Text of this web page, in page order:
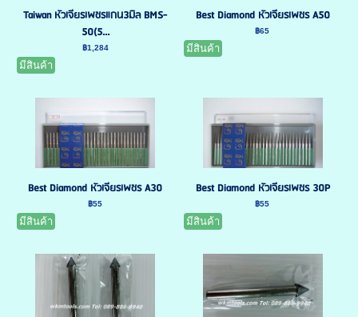
Taiwan หัวเจียรเพชรแกน3มิล BMS-
50(5...
฿1,284
มีสินค้า
Best Diamond หัวเจียรเพชร A50
฿65
มีสินค้า
Best Diamond หัวเจียรเพชร A30
฿55
มีสินค้า
Best Diamond หัวเจียรเพชร 30P
฿55
มีสินค้า